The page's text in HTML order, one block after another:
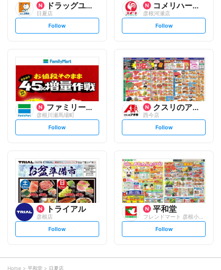
ドラッグユタカ
日夏店
s
t
o
Follow
コメリハード&グリーン
彦根河瀬店
s
t
l
o
w
Follow
ファミリーマート
彦根川瀬馬場町
s
t
l
o
w
Follow
クスリのアオキ
西今店
s
t
o
w
Follow
トライアル
彦根店
s
t
o
Follow
平和堂
フレンドマート 彦根小泉店
s
t
Follow
Home 平和堂 日夏店